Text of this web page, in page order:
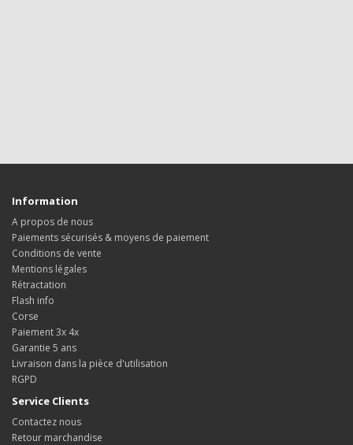
Information
A propos de nous
Paiements sécurisés & moyens de paiement
Conditions de vente
Mentions légales
Rétractation
Flash info
Corse
Paiement 3x 4x
Garantie 5 ans
Livraison dans la pièce d'utilisation
RGPD
Service Clients
Contactez nous
Retour marchandise